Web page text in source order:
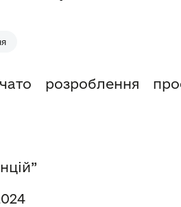
розроблення
4